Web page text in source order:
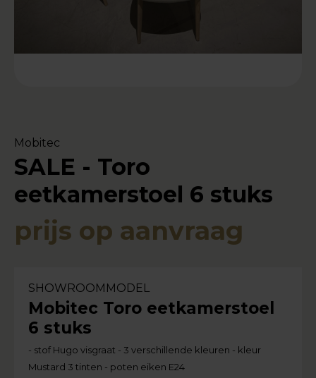
Mobitec
SALE - Toro
eetkamerstoel 6 stuks
prijs op aanvraag
SHOWROOMMODEL
Mobitec Toro eetkamerstoel
6 stuks
- stof Hugo visgraat - 3 verschillende kleuren - kleur
Mustard 3 tinten - poten eiken E24